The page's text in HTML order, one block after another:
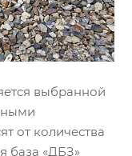
выбранной
от количества
база «ДБЗ»